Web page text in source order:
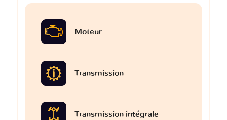
Moteur
Transmission
Transmission intégrale